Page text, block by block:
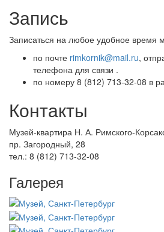
Запись
Записаться на любое удобное время
по почте rimkornik@mail.ru,
телефона для связи .
по номеру 8 (812) 713-32-08 в
Контакты
Музей-квартира Н. А. Римского-
пр. Загородный, 28
тел.: 8 (812) 713-32-08
Галерея